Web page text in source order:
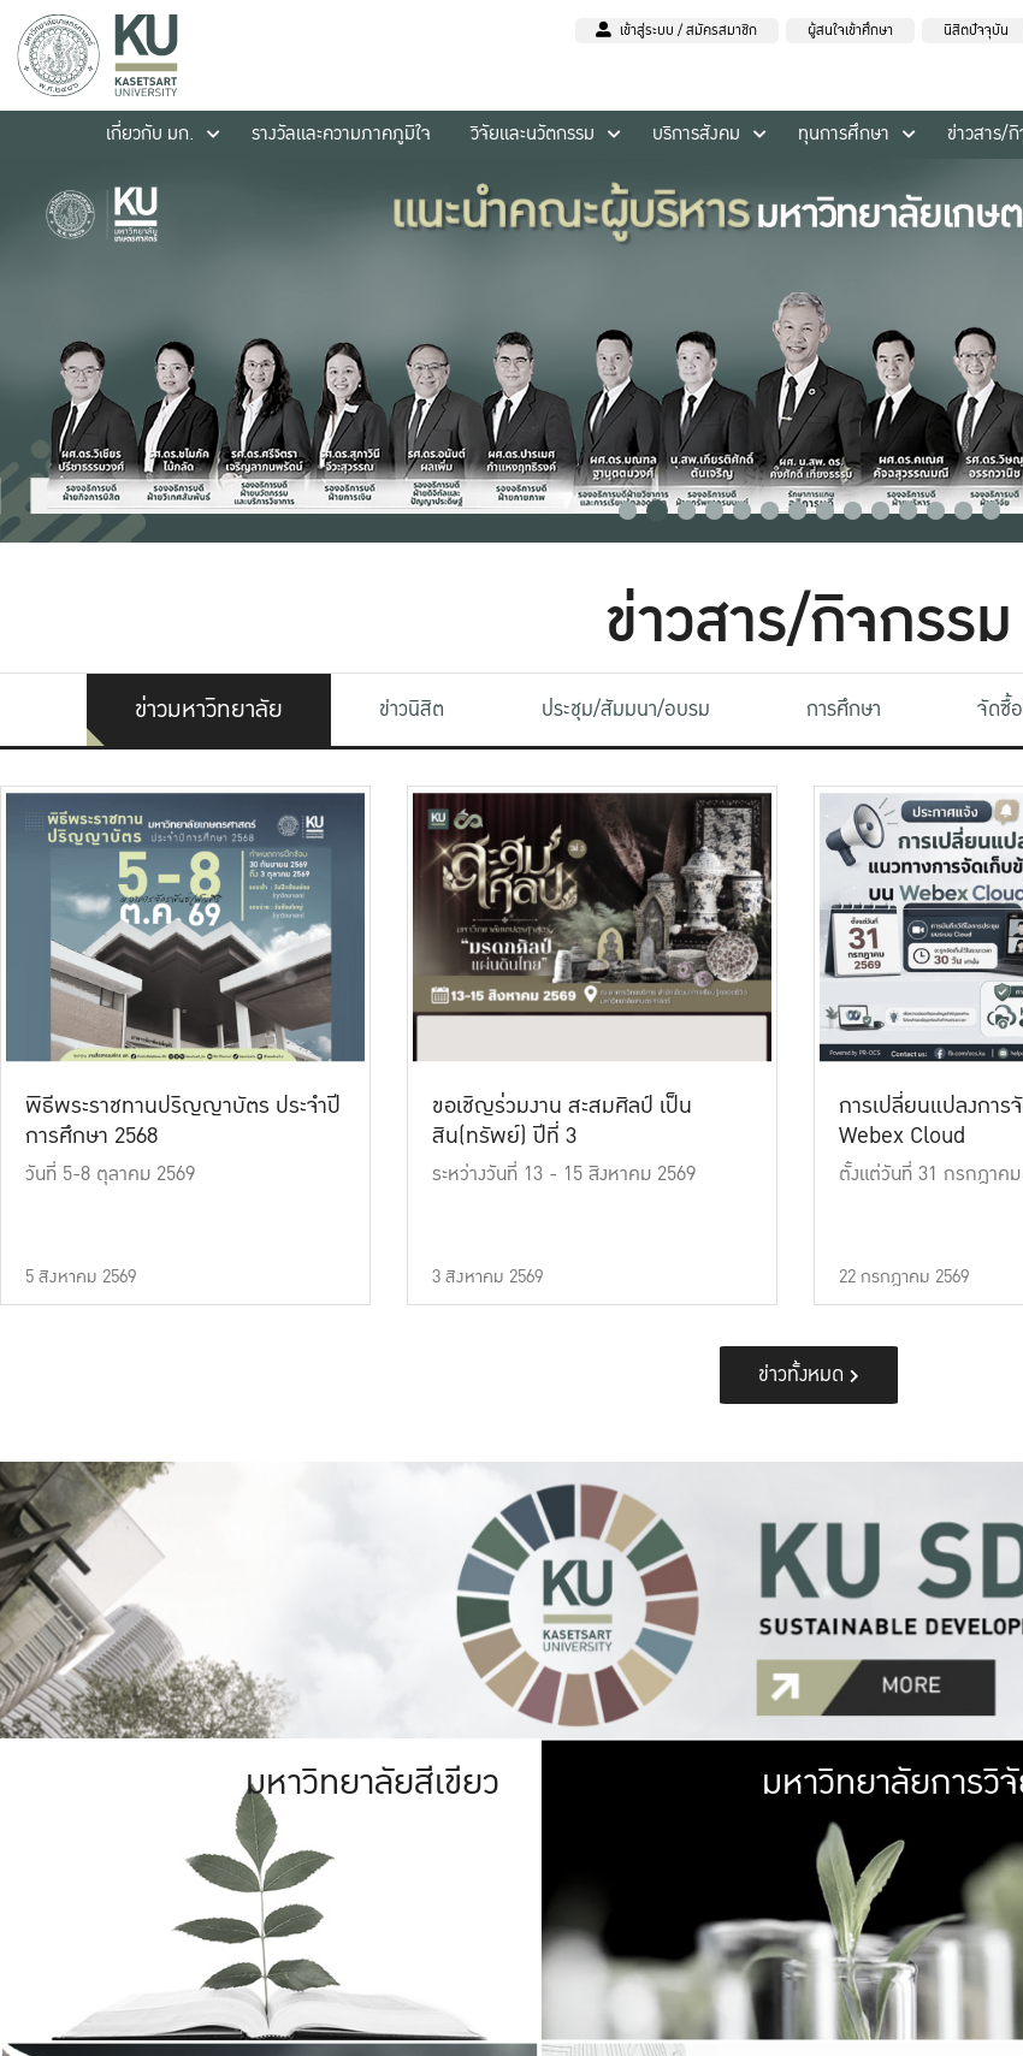
เข้าสู่ระบบ / สมัครสมาชิก ผู้สนใจเข้าศึกษา นิสิตปัจจุบัน
เกี่ยวกับ มก.
รางวัลและความภาคภูมิใจ วิจัยและนวัตกรรม บริการสังคม ทุนการศึกษา ข่าวสาร/
ข่าวสาร/กิจกรรม
ข่าวมหาวิทยาลัย ข่าวนิสิต ประชุม/สัมมนา/อบรม การศึกษา จัดซื้
พิธีพระราชทานปริญญาบัตร ประจำปี
การศึกษา 2568
วันที่ 5-8 ตุลาคม 2569
5 สิงหาคม 2569
ขอเชิญร่วมงาน สะสมศิลป์ เป็น
สิน(ทรัพย์) ปีที่ 3
ระหว่างวันที่ 13 - 15 สิงหาคม 2569
3 สิงหาคม 2569
การเปลี่ยนแปลงกา
Webex Cloud
ตั้งแต่วันที่ 31 กรกฎาค
22 กรกฎาคม 2569
ข่าวทั้งหมด
มหาวิทยาลัยสีเขียว มหาวิท
เกษตรศาสตร์ มีพื้น
เป็นป่าในเมือ
เกษตรในเมือง
ที่นับรวมกันไ
มหาวิทยาลัยการวิ